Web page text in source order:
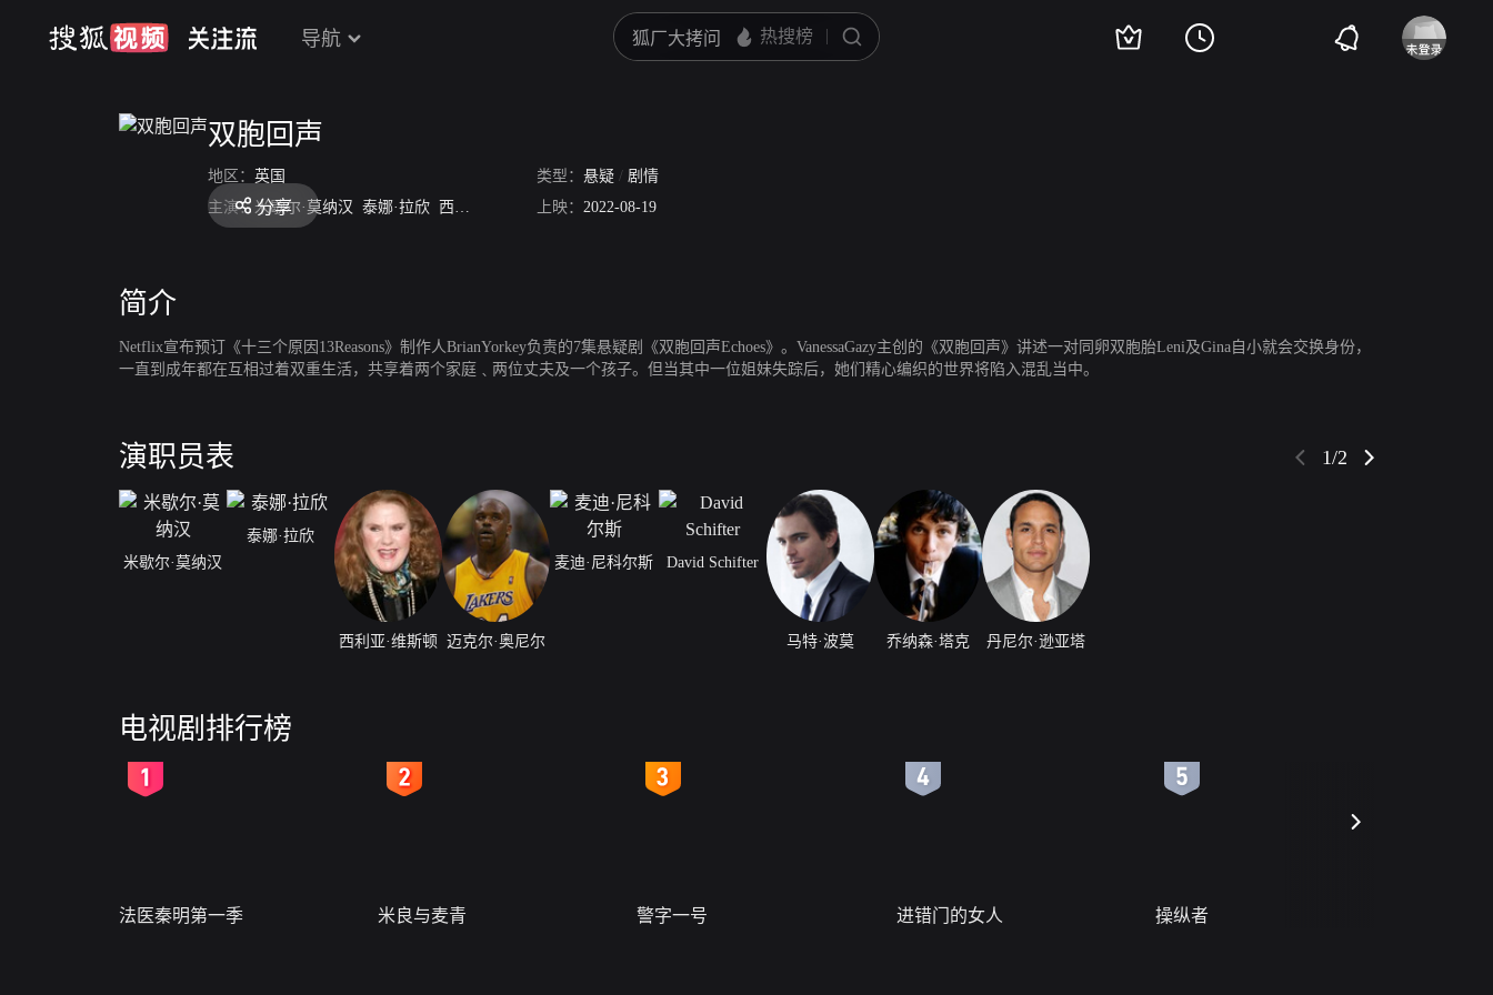
导航
双胞回声
地区： 英国 类型： 悬疑 / 剧情
主演： 米歇尔·莫纳汉 泰娜·拉欣 西利亚·维斯顿 迈克尔·奥尼尔 麦迪·尼科尔斯
上映： 2022-08-19
分享
简介
Netflix宣布预订《十三个原因13Reasons》制作人BrianYorkey负责的7集悬疑剧《双胞回声Echoes》。VanessaGazy主创的《双胞回声》讲述一对同卵双胞胎Leni及Gina自小就会交换身份，
一直到成年都在互相过着双重生活，共享着两个家庭﹑两位丈夫及一个孩子。但当其中一位姐妹失踪后，她们精心编织的世界将陷入混乱当中。
演职员表 1/2
米歇尔·莫纳汉
泰娜·拉欣
西利亚·维斯顿 迈克尔·奥尼尔
麦迪·尼科尔斯 David Schifter
马特·波莫 乔纳森·塔克 丹尼尔·逊亚塔
电视剧排行榜
法医秦明第一季 米良与麦青 警字一号 进错门的女人 操纵者